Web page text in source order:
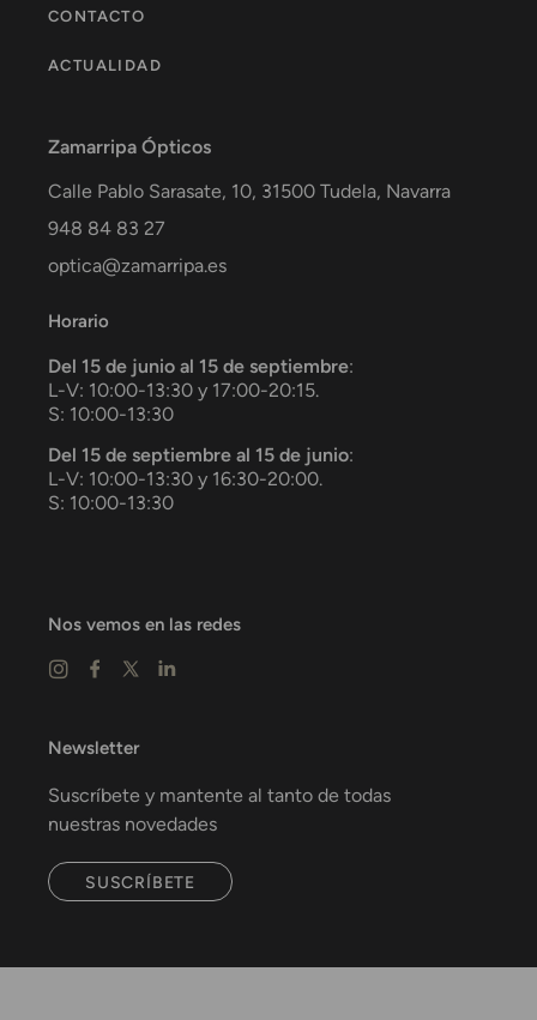
CONTACTO
ACTUALIDAD
Zamarripa Ópticos
Calle Pablo Sarasate, 10, 31500 Tudela, Navarra
948 84 83 27
optica@zamarripa.es
Horario
Del 15 de junio al 15 de septiembre:
L-V: 10:00-13:30 y 17:00-20:15.
S: 10:00-13:30
Del 15 de septiembre al 15 de junio:
L-V: 10:00-13:30 y 16:30-20:00.
S: 10:00-13:30
Nos vemos en las redes
Newsletter
Suscríbete y mantente al tanto de todas
nuestras novedades
SUSCRÍBETE